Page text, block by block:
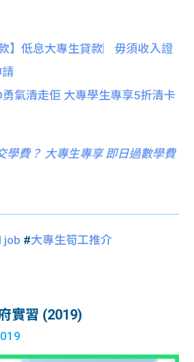
】低息大專生貸款︳毋須收入證
勇氣清走佢 大專學生專享5折清卡
學費？ 大專生專享 即日過數學費
job #大專生筍工推介
實習 (2019)